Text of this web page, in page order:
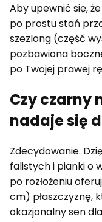
Aby upewnić się,
po prostu stań
szezlong (część
pozbawiona
po Twojej prawej
Czy czarny
nadaje się
Zdecydowanie.
falistych i pianki o
po rozłożeniu
cm) płaszczyznę,
okazjonalny sen